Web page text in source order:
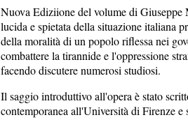
Nuova Ediziione del volume di
lucida e spietata della situazione italiana
della moralità di un popolo riflessa nei
combattere la tirannide e l'oppressione
facendo discutere numerosi studiosi.
Il saggio introduttivo all'opera è stato
contemporanea all'Università di Firenze